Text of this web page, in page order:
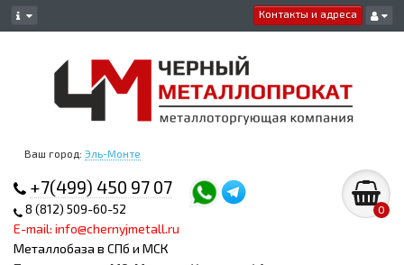
Контакты и адреса
Ваш город: Эль-Монте
+7(499) 450 97 07
8 (812) 509-60-52
E-mail: info@chernyjmetall.ru
Металлобаза в СПб и МСК
0